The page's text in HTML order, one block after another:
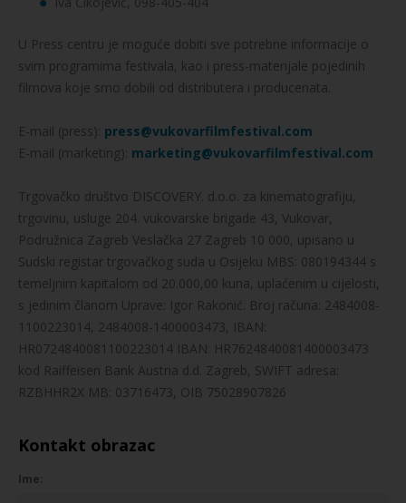
U Press centru je moguće dobiti sve potrebne informacije o
svim programima festivala, kao i press-materijale pojedinih
filmova koje smo dobili od distributera i producenata.
E-mail (press): press@vukovarfilmfestival.com
E-mail (marketing): marketing@vukovarfilmfestival.com
Trgovačko društvo DISCOVERY. d.o.o. za kinematografiju,
trgovinu, usluge 204. vukovarske brigade 43, Vukovar,
Podružnica Zagreb Veslačka 27 Zagreb 10 000, upisano u
Sudski registar trgovačkog suda u Osijeku MBS: 080194344 s
temeljnim kapitalom od 20.000,00 kuna, uplaćenim u cijelosti,
s jedinim članom Uprave: Igor Rakonić. Broj računa: 2484008-
1100223014, 2484008-1400003473, IBAN:
HR0724840081100223014 IBAN: HR7624840081400003473
kod Raiffeisen Bank Austria d.d. Zagreb, SWIFT adresa:
RZBHHR2X MB: 03716473, OIB 75028907826
Kontakt obrazac
Ime: